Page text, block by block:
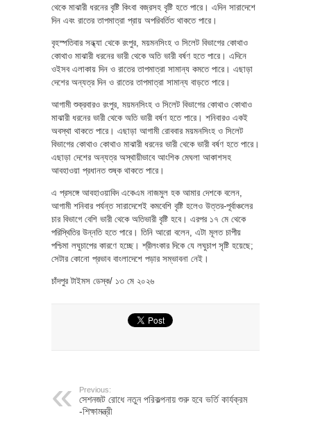
থেকে মাঝারী ধরনের বৃষ্টি কিংবা বজ্রসহ বৃষ্টি হতে পারে। এদিন সারাদেশে
দিন এবং রাতের তাপমাত্রা প্রায় অপরিবর্তিত থাকতে পারে।
বৃহস্পতিবার সন্ধ্যা থেকে রংপুর, ময়মনসিংহ ও সিলেট বিভাগের কোথাও
কোথাও মাঝারী ধরনের ভারী থেকে অতি ভারী বর্ষণ হতে পারে। এদিনে
ওইসব এলাকায় দিন ও রাতের তাপমাত্রা সামান্য কমতে পারে। এছাড়া
দেশের অন্যত্র দিন ও রাতের তাপমাত্রা সামান্য বাড়তে পারে।
আগামী শুক্রবারও রংপুর, ময়মনসিংহ ও সিলেট বিভাগের কোথাও কোথাও
মাঝারী ধরনের ভারী থেকে অতি ভারী বর্ষণ হতে পারে। শনিবারও একই
অবস্থা থাকতে পারে। এছাড়া আগামী রোববার ময়মনসিংহ ও সিলেট
বিভাগের কোথাও কোথাও মাঝারী ধরনের ভারী থেকে ভারী বর্ষণ হতে পারে।
এছাড়া দেশের অন্যত্র অস্থায়ীভাবে আংশিক মেঘলা আকাশসহ
আবহাওয়া প্রধানত শুষ্ক থাকতে পারে।
এ প্রসঙ্গে আবহাওয়াবিদ একেএম নাজমুল হক আমার দেশকে বলেন,
আগামী শনিবার পর্যন্ত সারাদেশেই কমবেশি বৃষ্টি হলেও উত্তর-পূর্বাঞ্চলের
চার বিভাগে বেশি ভারী থেকে অতিভারী বৃষ্টি হবে। এরপর ১৭ মে থেকে
পরিস্থিতির উন্নতি হতে পারে। তিনি আরো বলেন, এটা মূলত চাপীয়
পশ্চিমা লঘুচাপের কারণে হচ্ছে। শ্রীলংকার দিকে যে লঘুচাপ সৃষ্টি হয়েছে;
সেটার কোনো প্রভাব বাংলাদেশে পড়ার সম্ভাবনা নেই।
চাঁদপুর টাইমস ডেস্ক/ ১৩ মে ২০২৬
Previous:
সেশনজট রোধে নতুন পরিকল্পনায় শুরু হবে ভর্তি কার্যক্রম
-শিক্ষামন্ত্রী